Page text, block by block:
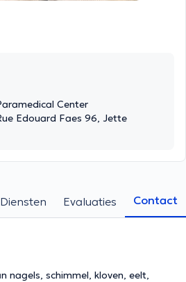
Center
Edouard Faes 96, Jette
Diensten Evaluaties Contact
nagels, schimmel, kloven, eelt,